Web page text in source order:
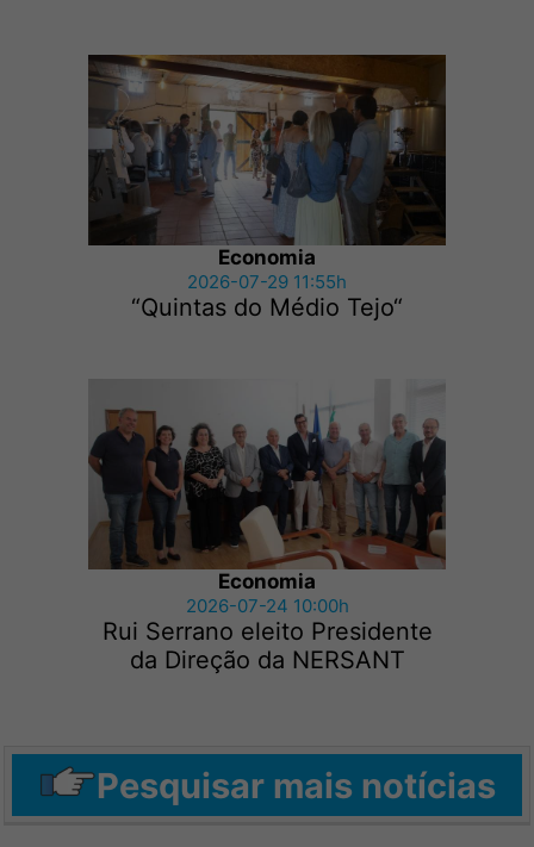
Economia
2026-07-29 11:55h
“Quintas do Médio Tejo“
Economia
2026-07-24 10:00h
Rui Serrano eleito Presidente
da Direção da NERSANT
Pesquisar mais notícias